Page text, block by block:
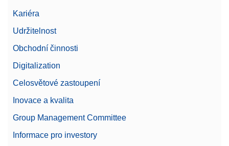
Kariéra
Udržitelnost
Obchodní činnosti
Digitalization
Celosvětové zastoupení
Inovace a kvalita
Group Management Committee
Informace pro investory